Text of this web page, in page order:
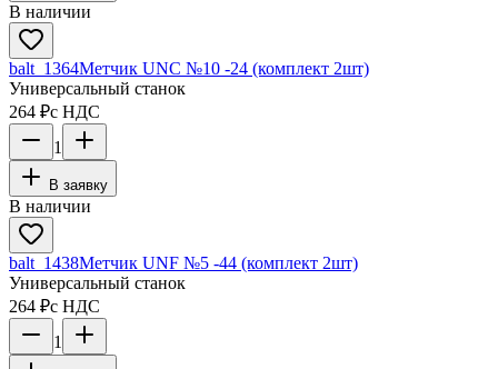
В наличии
balt_1364Метчик UNC №10 -24 (комплект 2шт)
Универсальный станок
264 ₽с НДС
1
В заявку
В наличии
balt_1438Метчик UNF №5 -44 (комплект 2шт)
Универсальный станок
264 ₽с НДС
1